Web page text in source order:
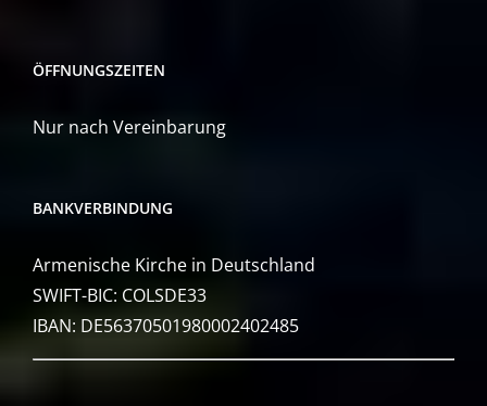
ÖFFNUNGSZEITEN
Nur nach Vereinbarung
BANKVERBINDUNG
Armenische Kirche in Deutschland
SWIFT-BIC: COLSDE33
IBAN: DE56370501980002402485